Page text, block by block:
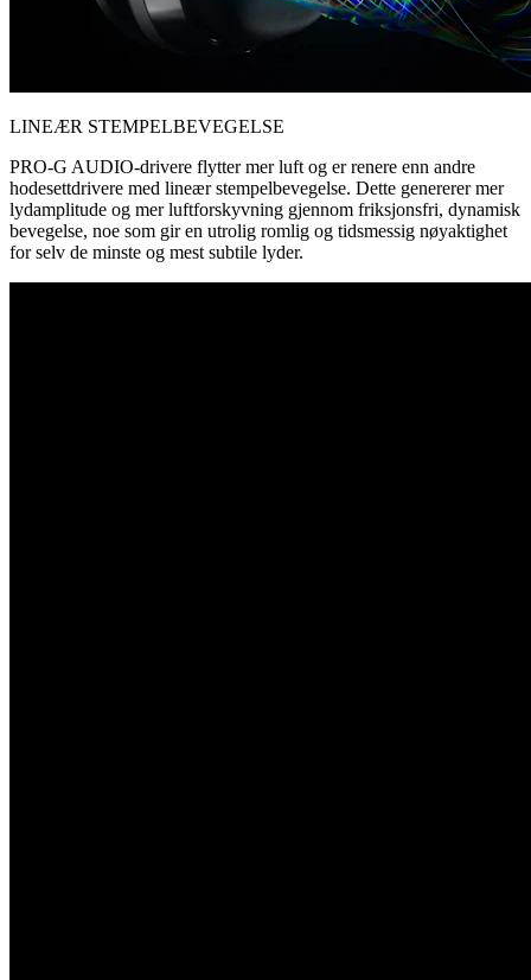
LINEÆR STEMPELBEVEGELSE
PRO-G AUDIO-drivere flytter mer luft og er renere enn andre
hodesettdrivere med lineær stempelbevegelse. Dette genererer mer
lydamplitude og mer luftforskyvning gjennom friksjonsfri, dynamisk
bevegelse, noe som gir en utrolig romlig og tidsmessig nøyaktighet
for selv de minste og mest subtile lyder.